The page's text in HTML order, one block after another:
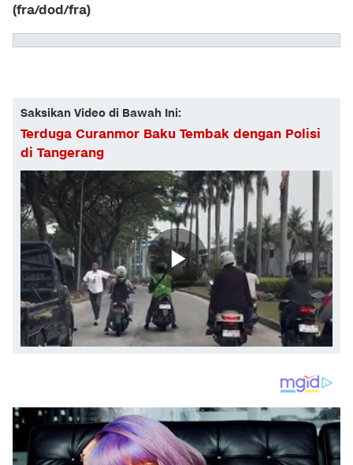
(fra/dod/fra)
Saksikan Video di Bawah Ini:
Terduga Curanmor Baku Tembak dengan Polisi
di Tangerang